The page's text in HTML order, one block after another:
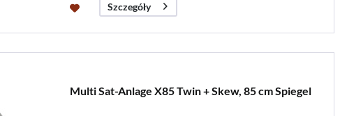
Szczegóły
Multi Sat-Anlage X85 Twin + Skew, 85 cm Spiegel